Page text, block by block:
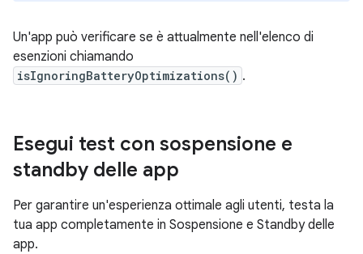
Un'app può verificare se è attualmente nell'elenco di
esenzioni chiamando
isIgnoringBatteryOptimizations() .
Esegui test con sospensione e
standby delle app
Per garantire un'esperienza ottimale agli utenti, testa la
tua app completamente in Sospensione e Standby delle
app.